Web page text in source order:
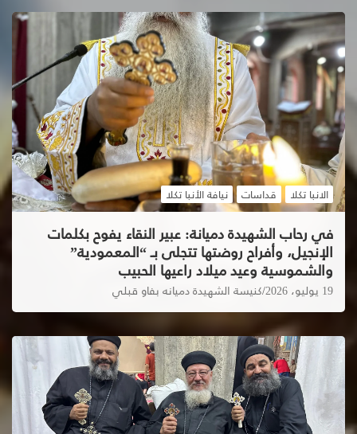
الانبا تكلا قداسات نيافة الأنبا تكلا
في رحاب الشهيدة دميانة: عبير النقاء يفوح بكلمات
الإنجيل، وأفراح روضتها تتجلى بـ “المعمودية”
والشموسية وعيد ميلاد راعيها الحبيب
19 يوليو، 2026 كنيسة الشهيدة دميانه بفاو قبلي